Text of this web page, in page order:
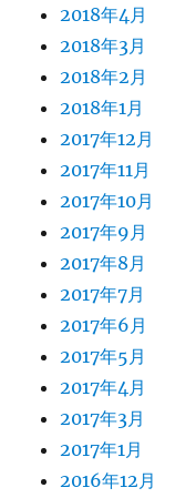
2018年4月
2018年3月
2018年2月
2018年1月
2017年12月
2017年11月
2017年10月
2017年9月
2017年8月
2017年7月
2017年6月
2017年5月
2017年4月
2017年3月
2017年1月
2016年12月